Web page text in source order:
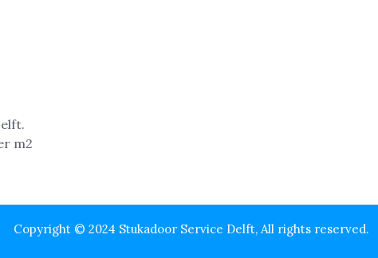
Copyright © 2024 Stukadoor Service Delft, All rights reserved.